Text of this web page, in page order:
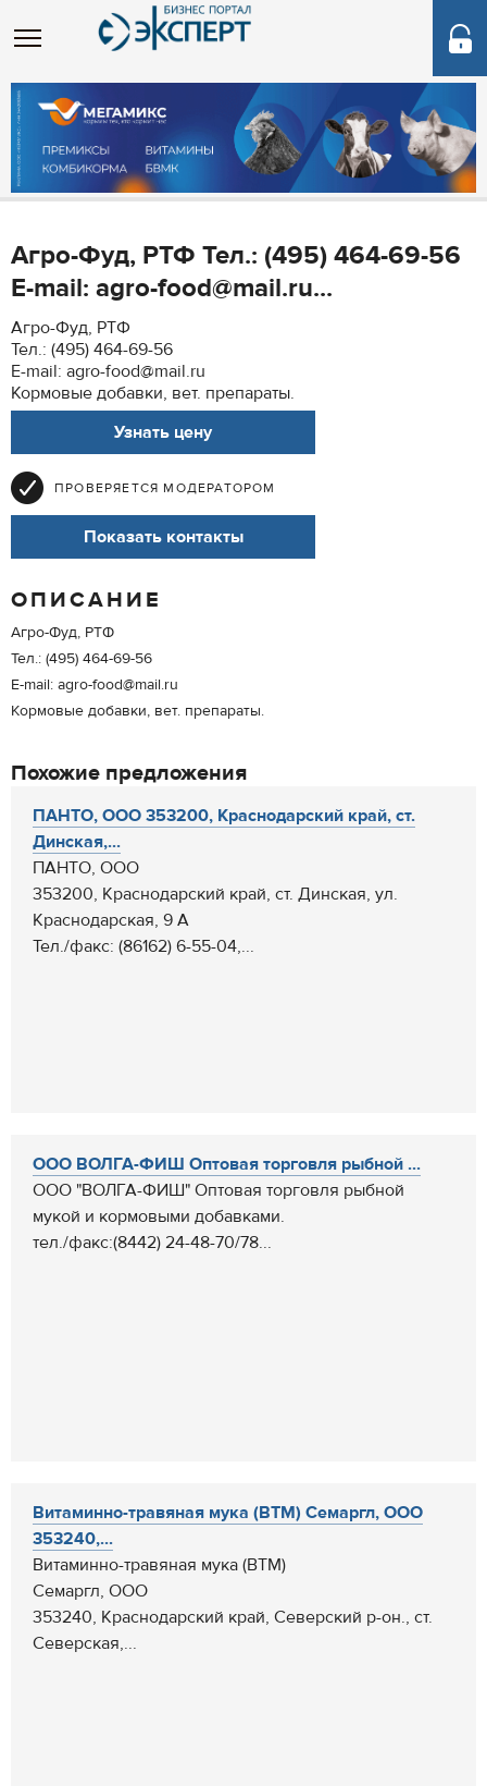
Агро-Фуд, РТФ Тел.: (495) 464-69-56
E-mail: agro-food@mail.ru...
Агро-Фуд, РТФ
Тел.: (495) 464-69-56
E-mail: agro-food@mail.ru
Кормовые добавки, вет. препараты.
Узнать цену
ПРОВЕРЯЕТСЯ МОДЕРАТОРОМ
Показать контакты
ОПИСАНИЕ
Агро-Фуд, РТФ
Тел.: (495) 464-69-56
E-mail: agro-food@mail.ru
Кормовые добавки, вет. препараты.
Похожие предложения
ПАНТО, ООО 353200, Краснодарский край, ст.
Динская,...
ПАНТО, ООО
353200, Краснодарский край, ст. Динская, ул.
Краснодарская, 9 А
Тел./факс: (86162) 6-55-04,...
ООО ВОЛГА-ФИШ Оптовая торговля рыбной ...
ООО "ВОЛГА-ФИШ" Оптовая торговля рыбной
мукой и кормовыми добавками.
тел./факс:(8442) 24-48-70/78...
Витаминно-травяная мука (ВТМ) Семаргл, ООО
353240,...
Витаминно-травяная мука (ВТМ)
Семаргл, ООО
353240, Краснодарский край, Северский р-он., ст.
Северская,...